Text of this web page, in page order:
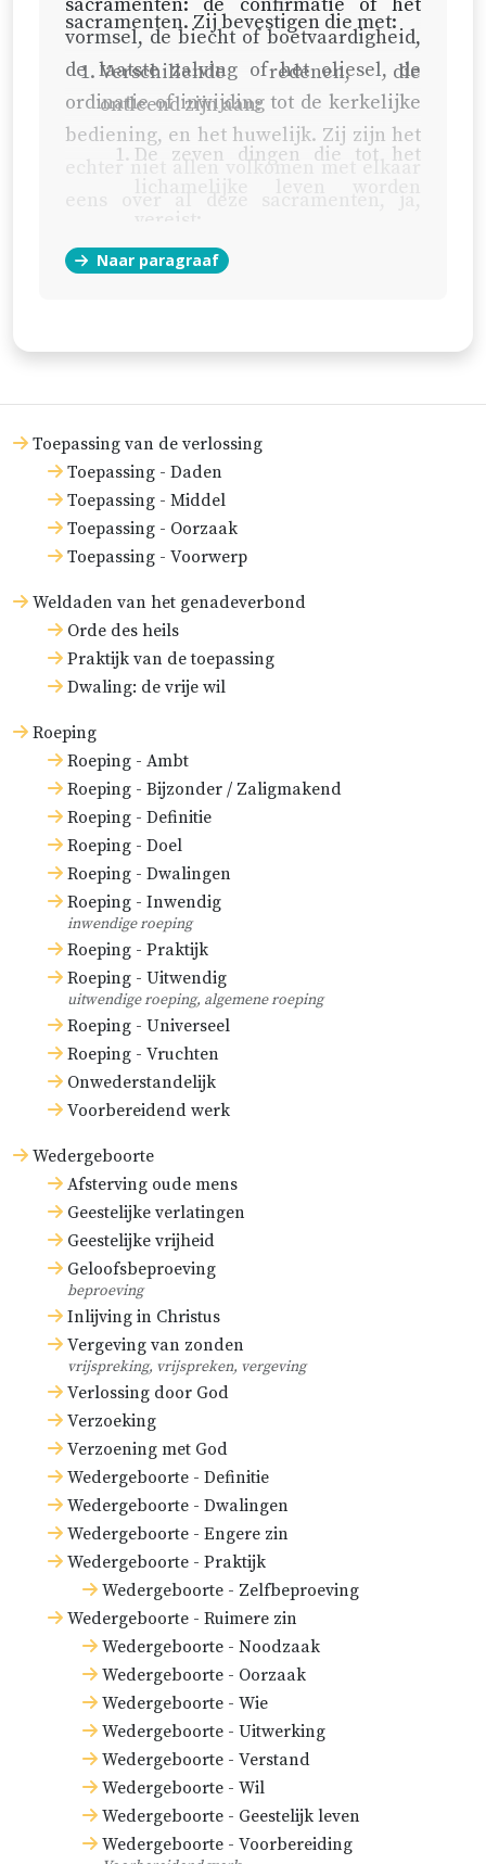
Toepassing van de verlossing
Toepassing - Daden
Toepassing - Middel
Toepassing - Oorzaak
Toepassing - Voorwerp
Weldaden van het genadeverbond
Orde des heils
Praktijk van de toepassing
Dwaling: de vrije wil
Roeping
Roeping - Ambt
Roeping - Bijzonder / Zaligmakend
Roeping - Definitie
Roeping - Doel
Roeping - Dwalingen
Roeping - Inwendig
inwendige roeping
Roeping - Praktijk
Roeping - Uitwendig
uitwendige roeping, algemene roeping
Roeping - Universeel
Roeping - Vruchten
Onwederstandelijk
Voorbereidend werk
Wedergeboorte
Afsterving oude mens
Geestelijke verlatingen
Geestelijke vrijheid
Geloofsbeproeving
beproeving
Inlijving in Christus
Vergeving van zonden
vrijspreking, vrijspreken, vergeving
Verlossing door God
Verzoeking
Verzoening met God
Wedergeboorte - Definitie
Wedergeboorte - Dwalingen
Wedergeboorte - Engere zin
Wedergeboorte - Praktijk
Wedergeboorte - Zelfbeproeving
Wedergeboorte - Ruimere zin
Wedergeboorte - Noodzaak
Wedergeboorte - Oorzaak
Wedergeboorte - Wie
Wedergeboorte - Uitwerking
Wedergeboorte - Verstand
Wedergeboorte - Wil
Wedergeboorte - Geestelijk leven
Wedergeboorte - Voorbereiding
vormsel, de biecht of boetvaardigheid,
de laatste zalving of het oliesel, de
ordinatie of inwijding tot de kerkelijke
bediening, en het huwelijk. Zij zijn het
echter niet allen volkomen met elkaar
sacramenten. Zij bevestigen die met:
Verschillende redenen, die
ontleend zijn aan:
De zeven dingen die tot het
Enerzijds, in de individuele
een geneesmiddel tegen
ziekten en tegen de
overblijfsels daarvan.
Anderzijds, in de
samenleving: de
leven door de ouders, en de
regering door de
overheden.
erfzonde, dadelijke zonde,
overblijfselen, zwakheden,
boosheid, begeerlijkheid en
onwetendheid.
De zevenderlei deugd: geloof,
hoop, liefde, rechtvaardigheid,
kloekmoedigheid,
voorzichtigheid en matigheid.
De veelvuldige vermelding van
het zevental in de Schrift,
vooral in de oude reinigingen,
ten aanzien van de offerdieren,
dagen, besprengingen,
wassingen, enz.
Weerlegging. Iedereen ziet
gemakkelijk dat dit alles meer op
‘beuzelen’ dan op ‘bewijzen’ lijkt,
vooral als men aanmerkt dat zij
zelf onder het Oude Testament om
deze redenen
sacramenten stellen, en dat zij
deze dingen zelf meer voor
‘vergelijkingen’ dan voor ‘bewijzen
achteraf’ willen houden.
Het gezag van de kerk, sinds enkele
eeuwen vanaf de tijd van
Lombardus die de zeven
sacramenten heeft vastgesteld op
het Concilie van Florence en van
Trente.
Weerlegging. Wij houden de kerk in
het algemeen terecht voor feilbaar,
Naar paragraaf